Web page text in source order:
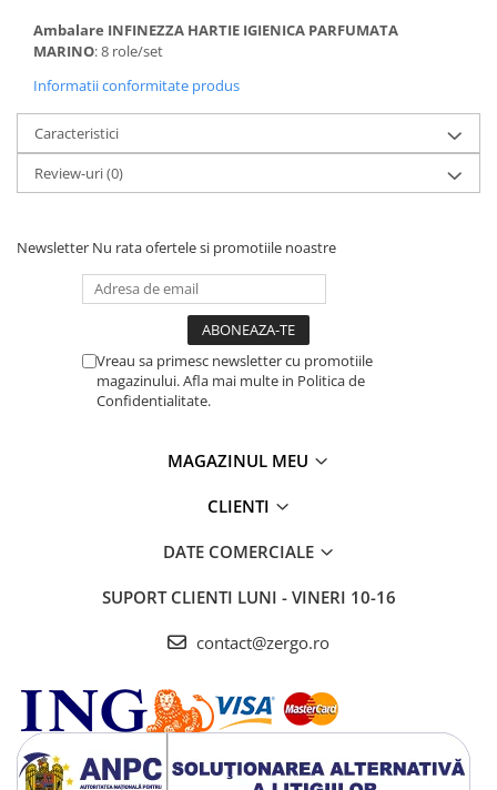
Ambalare INFINEZZA HARTIE IGIENICA PARFUMATA
MARINO: 8 role/set
Informatii conformitate produs
Caracteristici
Review-uri(0)
Newsletter Nu rata ofertele si promotiile noastre
Vreau sa primesc newsletter cu promotiile
magazinului. Afla mai multe in Politica de
Confidentialitate.
MAGAZINUL MEU
CLIENTI
DATE COMERCIALE
SUPORT CLIENTI LUNI - VINERI 10-16
contact@zergo.ro